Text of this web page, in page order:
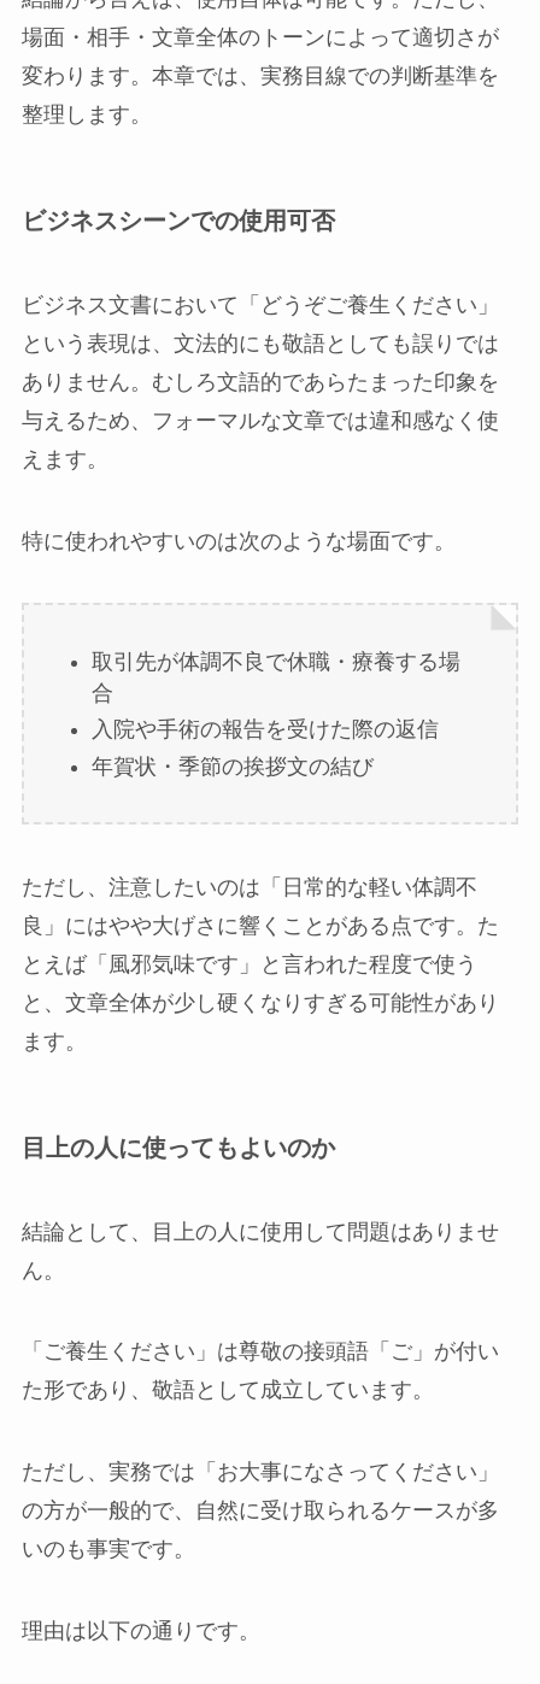
場面・相手・文章全体のトーンによって適切さが
変わります。本章では、実務目線での判断基準を
整理します。
ビジネスシーンでの使用可否
ビジネス文書において「どうぞご養生ください」
という表現は、文法的にも敬語としても誤りでは
ありません。むしろ文語的であらたまった印象を
与えるため、フォーマルな文章では違和感なく使
えます。
特に使われやすいのは次のような場面です。
取引先が体調不良で休職・療養する場
合
入院や手術の報告を受けた際の返信
年賀状・季節の挨拶文の結び
ただし、注意したいのは「日常的な軽い体調不
良」にはやや大げさに響くことがある点です。た
とえば「風邪気味です」と言われた程度で使う
と、文章全体が少し硬くなりすぎる可能性があり
ます。
目上の人に使ってもよいのか
結論として、目上の人に使用して問題はありませ
ん。
「ご養生ください」は尊敬の接頭語「ご」が付い
た形であり、敬語として成立しています。
ただし、実務では「お大事になさってください」
の方が一般的で、自然に受け取られるケースが多
いのも事実です。
理由は以下の通りです。